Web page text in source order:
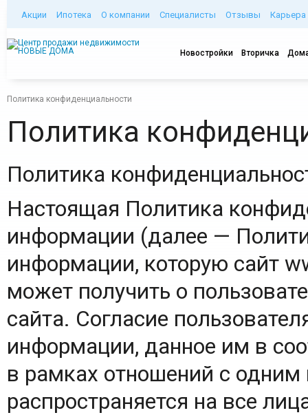
Акции Ипотека О компании Специалисты Отзывы Карьера
Новостройки Вторичка
Политика конфиденциальности
Политика
Политика
Настоящая Политика
информации (далее —
информации, которую сайт
может получить о
сайта. Согласие
информации, данное им в
в рамках отношений с
распространяется на все